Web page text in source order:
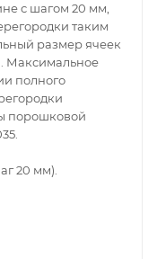
с шагом 20 мм,
таким
размер ячеек
Максимальное
полного
порошковой
20 мм).